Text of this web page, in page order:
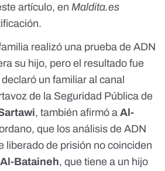
artículo, en Maldita.es
realizó una prueba de ADN
su hijo, pero el resultado fue
un familiar al canal
de la Seguridad Pública de
, también afirmó a Al-
que los análisis de ADN
liberado de prisión no coinciden
Al-Bataineh, que tiene a un hijo